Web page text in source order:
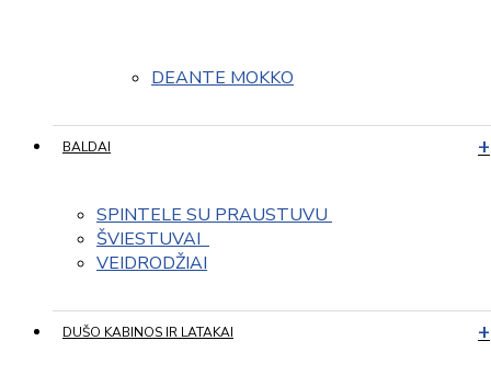
DEANTE MOKKO
BALDAI
SPINTELE SU PRAUSTUVU
ŠVIESTUVAI
VEIDRODŽIAI
DUŠO KABINOS IR LATAKAI